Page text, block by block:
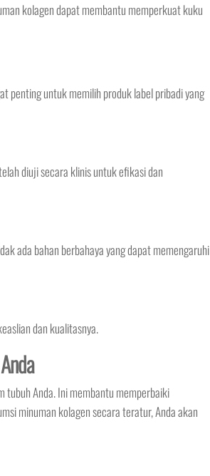
kolagen dapat membantu memperkuat kuku
penting untuk memilih produk label pribadi yang
diuji secara klinis untuk efikasi dan
ada bahan berbahaya yang dapat memengaruhi
dan kualitasnya.
tubuh Anda. Ini membantu memperbaiki
minuman kolagen secara teratur, Anda akan